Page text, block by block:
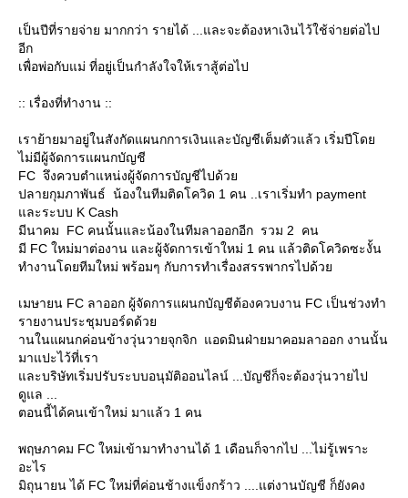
เป็นปีที่รายจ่าย มากกว่า รายได้ ...และจะต้องหาเงินไว้ใช้จ่ายต่อไป
อีก
เพื่อพ่อกับแม่ ที่อยู่เป็นกำลังใจให้เราสู้ต่อไป
:: เรื่องที่ทำงาน ::
เราย้ายมาอยู่ในสังกัดแผนกการเงินและบัญชีเต็มตัวแล้ว เริ่มปีโด
ไม่มีผู้จัดการแผนกบัญชี
FC จึงควบตำแหน่งผู้จัดการบัญชีไปด้ว
ปลายกุมภาพันธ์ น้องในทีมติดโควิด 1 คน ..เราเริ่มทำ payment
ละระบบ K Cash
มีนาคม FC คนนั้นและน้องในทีมลาออกอีก รวม 2 คน
มี FC ใหม่มาต่องาน และผู้จัดการเข้าใหม่ 1 คน แล้วติดโควิดซะงั้น
ทำงานโดยทีมใหม่ พร้อมๆ กับการทำเรื่องสรรพากรไปด้ว
เมษายน FC ลาออก ผู้จัดการแผนกบัญชีต้องควบงาน FC เป็นช่วงทำ
รายงานประชุมบอร์ดด้ว
านในแผนกค่อนข้างวุ่นวายจุกจิก แอดมินฝ่ายมาคอมลาออก งานนั้น
มาแปะไว้ที่เรา
ละบริษัทเริ่มปรับระบบอนุมัติออนไลน์ ...บัญชีก็จะต้องวุ่นวายไป
ดูแล ...
ตอนนี้ได้คนเข้าใหม่ มาแล้ว 1 คน
พฤษภาคม FC ใหม่เข้ามาทำงานได้ 1 เดือนก็จากไป ...ไม่รู้เพราะ
อะไร
มิถุนายน ได้ FC ใหม่ที่ค่อนช้างแข็งกร้าว ....แต่งานบัญชี ก็ยังคง